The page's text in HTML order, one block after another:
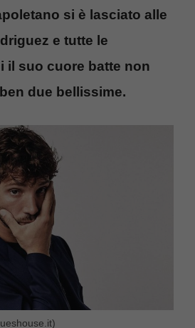
si è lasciato alle
e tutte le
il suo cuore batte non
due bellissime.